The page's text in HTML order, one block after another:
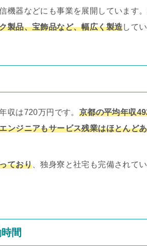
機器などにも事業を展開しています
製品、宝飾品など、幅広く製造して
収は720万円です。 京都の平均年収
ンジニアもサービス残業はほとんど
ており 、独身寮と社宅も完備されて
間